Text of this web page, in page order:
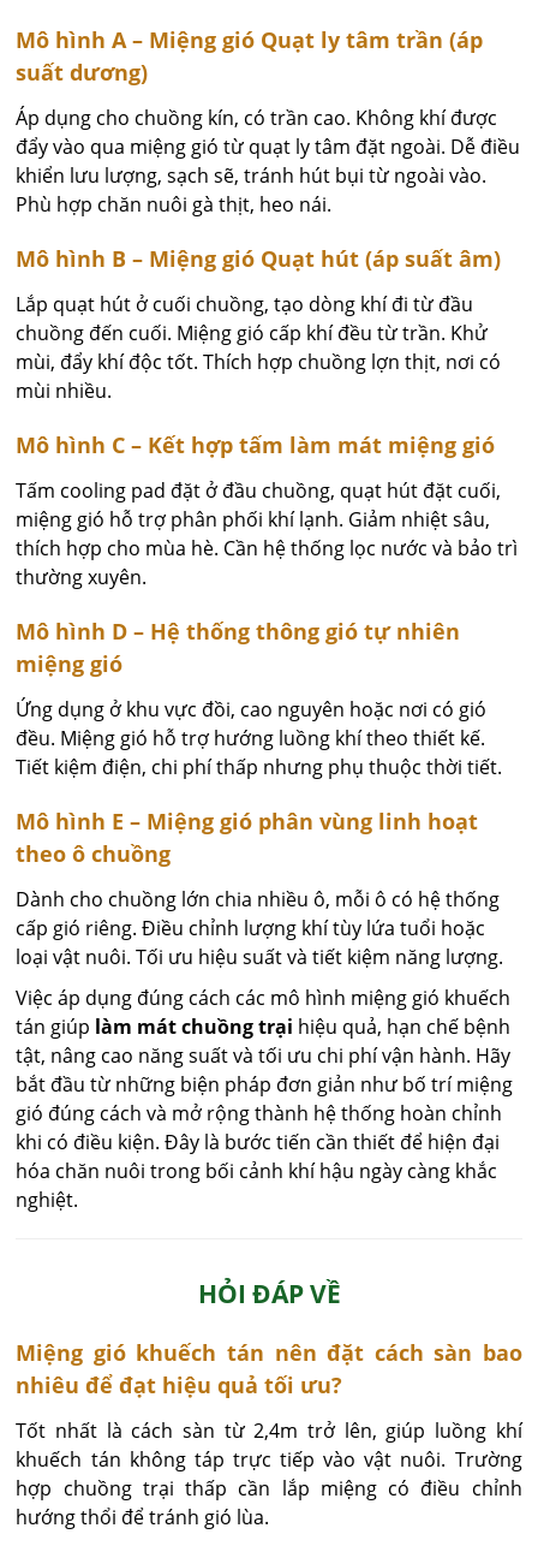
Mô hình A – Miệng gió Quạt ly tâm trần (áp
suất dương)
Áp dụng cho chuồng kín, có trần cao. Không khí được
đẩy vào qua miệng gió từ quạt ly tâm đặt ngoài. Dễ điều
khiển lưu lượng, sạch sẽ, tránh hút bụi từ ngoài vào.
Phù hợp chăn nuôi gà thịt, heo nái.
Mô hình B – Miệng gió Quạt hút (áp suất âm)
Lắp quạt hút ở cuối chuồng, tạo dòng khí đi từ đầu
chuồng đến cuối. Miệng gió cấp khí đều từ trần. Khử
mùi, đẩy khí độc tốt. Thích hợp chuồng lợn thịt, nơi có
mùi nhiều.
Mô hình C – Kết hợp tấm làm mát miệng gió
Tấm cooling pad đặt ở đầu chuồng, quạt hút đặt cuối,
miệng gió hỗ trợ phân phối khí lạnh. Giảm nhiệt sâu,
thích hợp cho mùa hè. Cần hệ thống lọc nước và bảo trì
thường xuyên.
Mô hình D – Hệ thống thông gió tự nhiên
miệng gió
Ứng dụng ở khu vực đồi, cao nguyên hoặc nơi có gió
đều. Miệng gió hỗ trợ hướng luồng khí theo thiết kế.
Tiết kiệm điện, chi phí thấp nhưng phụ thuộc thời tiết.
Mô hình E – Miệng gió phân vùng linh hoạt
theo ô chuồng
Dành cho chuồng lớn chia nhiều ô, mỗi ô có hệ thống
cấp gió riêng. Điều chỉnh lượng khí tùy lứa tuổi hoặc
loại vật nuôi. Tối ưu hiệu suất và tiết kiệm năng lượng.
Việc áp dụng đúng cách các mô hình miệng gió khuếch
tán giúp làm mát chuồng trại hiệu quả, hạn chế bệnh
tật, nâng cao năng suất và tối ưu chi phí vận hành. Hãy
bắt đầu từ những biện pháp đơn giản như bố trí miệng
gió đúng cách và mở rộng thành hệ thống hoàn chỉnh
khi có điều kiện. Đây là bước tiến cần thiết để hiện đại
hóa chăn nuôi trong bối cảnh khí hậu ngày càng khắc
nghiệt.
HỎI ĐÁP VỀ
Miệng gió khuếch tán nên đặt cách sàn bao
nhiêu để đạt hiệu quả tối ưu?
Tốt nhất là cách sàn từ 2,4m trở lên, giúp luồng khí
khuếch tán không táp trực tiếp vào vật nuôi. Trường
hợp chuồng trại thấp cần lắp miệng có điều chỉnh
hướng thổi để tránh gió lùa.